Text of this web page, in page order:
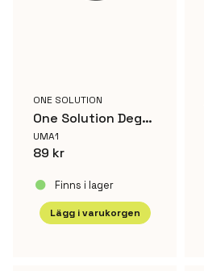
ONE SOLUTION
One Solution Degreaser avfettningsmedel 1L
UMA1
89 kr
Finns i lager
Lägg i varukorgen